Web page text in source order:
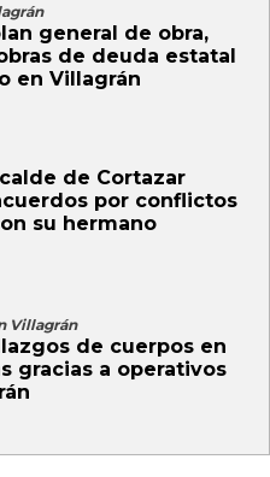
general de obra,
de deuda estatal
en Villagrán
de Cortazar
por conflictos
su hermano
Villagrán
de cuerpos en
gracias a operativos